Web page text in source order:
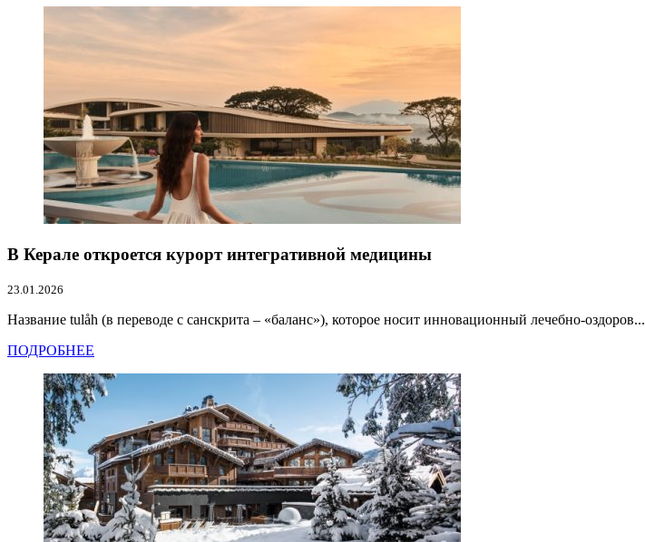
В Керале откроется курорт интегративной медицины
23.01.2026
Название tulåh (в переводе с санскрита – «баланс»), которое носит инновационный лечебно-оздоров...
ПОДРОБНЕЕ